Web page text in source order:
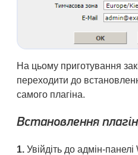
На цьому приготування
переходити до
самого плагіна.
Встановлення
1. Увійдіть до адмін-